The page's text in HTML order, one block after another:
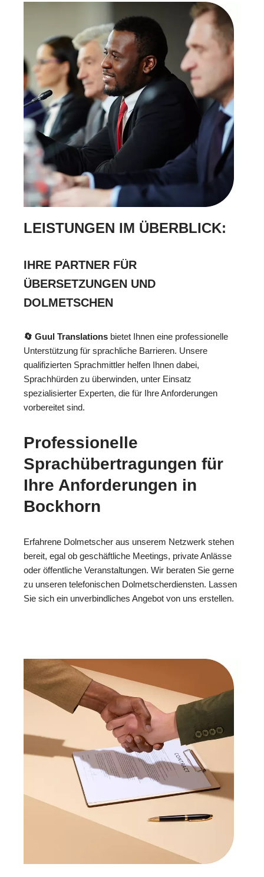
LEISTUNGEN IM ÜBERBLICK:
IHRE PARTNER FÜR
ÜBERSETZUNGEN UND
DOLMETSCHEN
🔄 Guul Translations bietet Ihnen eine professionelle
Unterstützung für sprachliche Barrieren. Unsere
qualifizierten Sprachmittler helfen Ihnen dabei,
Sprachhürden zu überwinden, unter Einsatz
spezialisierter Experten, die für Ihre Anforderungen
vorbereitet sind.
Professionelle
Sprachübertragungen für
Ihre Anforderungen in
Bockhorn
Erfahrene Dolmetscher aus unserem Netzwerk stehen
bereit, egal ob geschäftliche Meetings, private Anlässe
oder öffentliche Veranstaltungen. Wir beraten Sie gerne
zu unseren telefonischen Dolmetscherdiensten. Lassen
Sie sich ein unverbindliches Angebot von uns erstellen.